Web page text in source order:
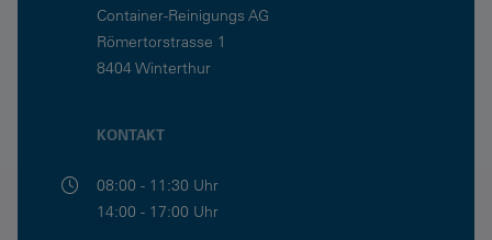
Container-Reinigungs AG
Römertorstrasse 1
8404 Winterthur
KONTAKT
08:00 - 11:30 Uhr
14:00 - 17:00 Uhr